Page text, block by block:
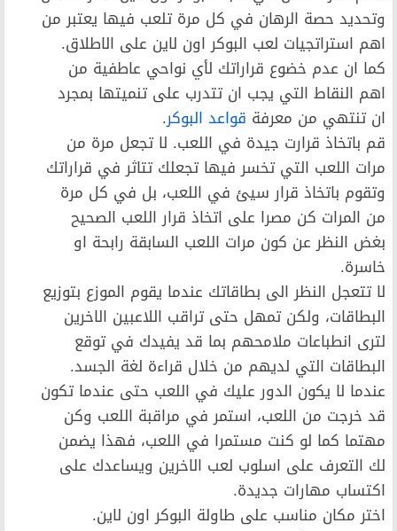
وتحديد حصة الرهان في كل مرة تلعب فيها يعتبر من
اهم استراتجيات لعب البوكر اون لاين على الاطلاق.
كما ان عدم خضوع قراراتك لأي نواحي عاطفية من
اهم النقاط التي يجب ان تتدرب على تنميتها بمجرد
ان تنتهي من معرفة قواعد البوكر.
قم باتخاذ قرارت جيدة في اللعب. لا تجعل مرة من
مرات اللعب التي تخسر فيها تجعلك تتاثر في قراراتك
وتقوم باتخاذ قرار سيئ في اللعب، بل في كل مرة
من المرات كن مصرا على اتخاذ قرار اللعب الصحيح
بغض النظر عن كون مرات اللعب السابقة رابحة او
خاسرة.
لا تتعجل النظر الى بطاقاتك عندما يقوم الموزع بتوزيع
البطاقات، ولكن تمهل حتى تراقب اللاعبين الاخرين
لترى انطباعات ملامحهم بما قد يفيدك في توقع
البطاقات التي لديهم من خلال قراءة لغة الجسد.
عندما لا يكون الدور عليك في اللعب حتى عندما تكون
قد خرجت من اللعب، استمر في مراقبة اللعب وكن
مهتما كما لو كنت مستمرا في اللعب، فهذا يضمن
لك التعرف على اسلوب لعب الاخرين ويساعدك على
اكتساب مهارات جديدة.
اختر مكان مناسب على طاولة البوكر اون لاين.